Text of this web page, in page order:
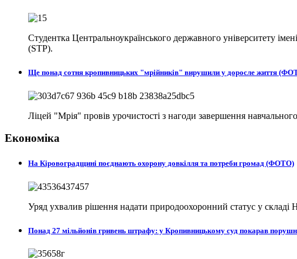
Студентка Центральноукраїнського державного університету
(STP).
Ще понад сотня кропивницьких "мрійників" вирушили у доросле життя
Ліцей "Мрія" провів урочистості з нагоди завершення
Економіка
На Кіровоградщині поєднають охорону довкілля та потреби громад (ФОТО)
Уряд ухвалив рішення надати природоохоронний статус у складі
Понад 27 мільйонів гривень штрафу: у Кропивницькому суд покарав